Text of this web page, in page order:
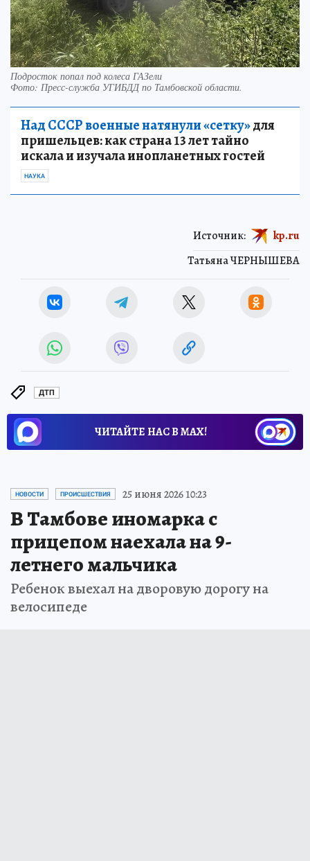
Подросток попал под колеса ГАЗели
Фото: Пресс-служба УГИБДД по Тамбовской области.
Над СССР военные натянули «сетку»для
пришельцев: как страна 13 лет тайно
искала и изучала инопланетных гостей
НАУКА
Татьяна ЧЕРНЫШЕВА
Источник: kp.ru
ДТП
ЧИТАЙТЕ НАС В МАХ!
НОВОСТИ ПРОИСШЕСТВИЯ 25 июня 2026 10:23
В Тамбове иномарка с
прицепом наехала на 9-
летнего мальчика
Ребенок выехал на дворовую дорогу на
велосипеде